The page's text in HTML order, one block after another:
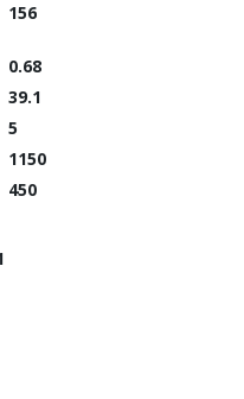
156
0.68
39.1
5
1150
450